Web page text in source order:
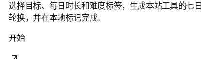
选择目标、每日时长和难度标签，生成本站工具的七日
轮换，并在本地标记完成。
开始